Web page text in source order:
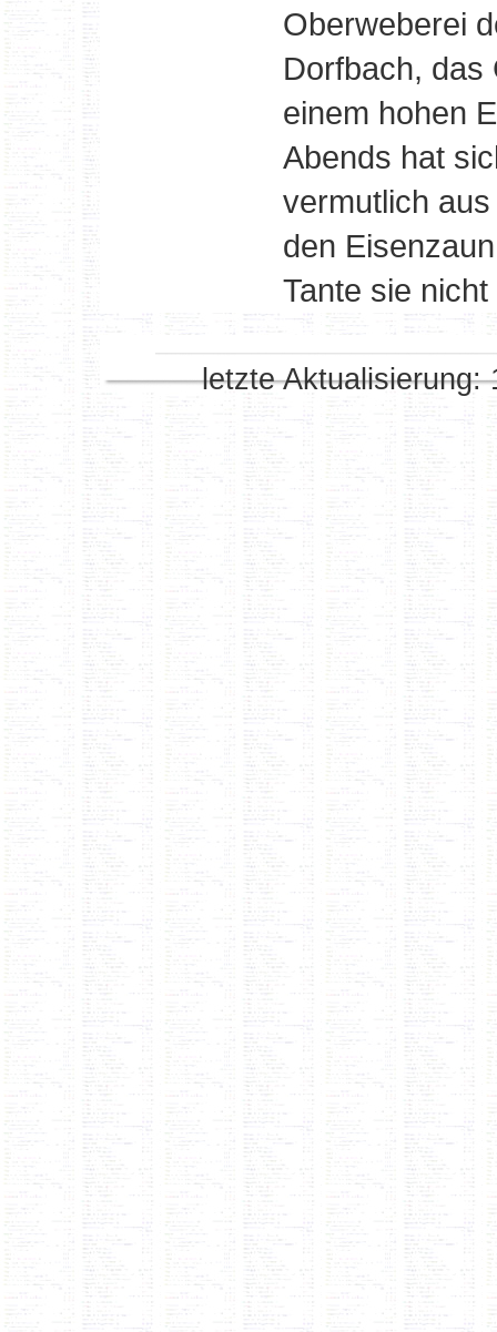
Oberweberei
Dorfbach, das
einem hohen
Abends hat
vermutlich
den
Tante sie
letzte Aktualisierung: